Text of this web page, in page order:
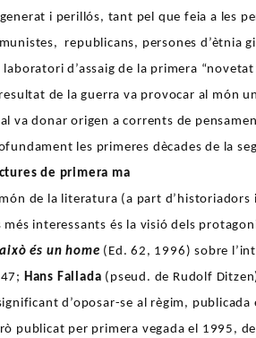
i perillós, tant pel que feia a les
republicans, persones d’ètnia
laboratori d’assaig de la primera
de la guerra va provocar al món
va donar origen a corrents de
les primeres dècades de la
de primera ma
de la literatura (a part
més interessants és la visió dels
és un home (Ed. 62, 1996) sobre
Hans Fallada (pseud. de Rudolf
d’oposar-se al règim,
publicat per primera vegada el 1995,